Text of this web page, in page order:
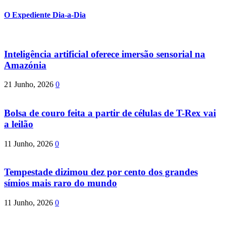
O Expediente Dia-a-Dia
Inteligência artificial oferece imersão sensorial na
Amazónia
21 Junho, 2026 0
Bolsa de couro feita a partir de células de T-Rex vai
a leilão
11 Junho, 2026 0
Tempestade dizimou dez por cento dos grandes
símios mais raro do mundo
11 Junho, 2026 0